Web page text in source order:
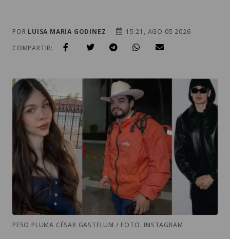
POR LUISA MARIA GODINEZ
15:21, AGO 05 2026
COMPARTIR:
PESO PLUMA CÉSAR GASTELUM / FOTO: INSTAGRAM